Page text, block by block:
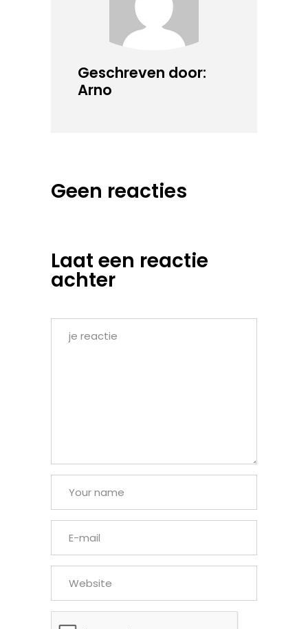
Geschreven door:
Arno
Geen reacties
Laat een reactie
achter